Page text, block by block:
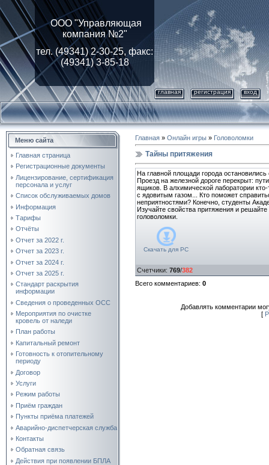
ООО "Управляющая
компания №2"
тел. (49341) 2-30-25, факс:
(49341) 3-85-18
главная регистрация вход
Меню сайта
Главная страница
Регистрационные документы
Лицензирование, cертификация
персонала и услуг
Список обслуживаемых домов
Информация
Тарифы
Отчёты
Отчет за 2022 г.
Отчет за 2023 г.
Отчет за 2024 г.
Отчет за 2025 г.
Стандарт раскрытия
информации
Сведения о проведенных ОСС
Мероприятия по очистке
кровель от наледи
План работы
Капитальный ремонт
Готовность к отопительному
периоду
Договор
Услуги
Режим работы
Приём граждан
Пункты приёма платежей
Аварийно-диспетчерская служба
Контакты
Обратная связь
Действия при появлении БПЛА
Главная » Онлайн игры » Головоломки
Тайны притяжения
На главной площади города
Проезд на железной дороге перекрыт:
ящиков. В алхимической лаборатории
с ядовитым газом... Кто поможет
неприятностями? Конечно, студенты
Изучайте свойства притяжения и
головоломки.
Скачать для PC
Счетчики: 769/382
Всего комментариев: 0
Добавлять комментарии
[